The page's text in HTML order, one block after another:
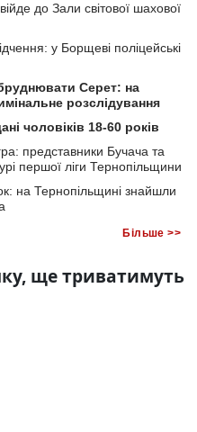
до Зали світової шахової
у Борщеві поліцейські
Серет: на
розслідування
чоловіків 18-60 років
представники Бучача та
першої ліги Тернопільщини
на Тернопільщині знайшли
Більше >>
ще триватимуть